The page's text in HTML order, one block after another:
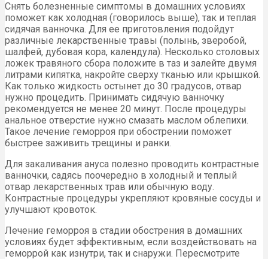
Снять болезненные симптомы в домашних условиях
поможет как холодная (говорилось выше), так и теплая
сидячая ванночка. Для ее приготовления подойдут
различные лекарственные травы (полынь, зверобой,
шалфей, дубовая кора, календула). Несколько столовых
ложек травяного сбора положите в таз и залейте двумя
литрами кипятка, накройте сверху тканью или крышкой.
Как только жидкость остынет до 30 градусов, отвар
нужно процедить. Принимать сидячую ванночку
рекомендуется не менее 20 минут. После процедуры
анальное отверстие нужно смазать маслом облепихи.
Такое лечение геморроя при обострении поможет
быстрее заживить трещины и ранки.
Для закаливания ануса полезно проводить контрастные
ванночки, садясь поочередно в холодный и теплый
отвар лекарственных трав или обычную воду.
Контрастные процедуры укрепляют кровяные сосуды и
улучшают кровоток.
Лечение геморроя в стадии обострения в домашних
условиях будет эффективным, если воздействовать на
геморрой как изнутри, так и снаружи. Пересмотрите